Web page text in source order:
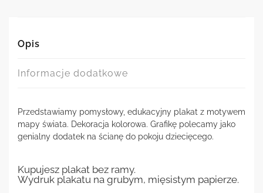
Opis
Informacje dodatkowe
Przedstawiamy pomysłowy, edukacyjny plakat z motywem
mapy świata. Dekoracja kolorowa. Grafikę polecamy jako
genialny dodatek na ścianę do pokoju dziecięcego.
Kupujesz plakat bez ramy.
Wydruk plakatu na grubym, mięsistym papierze.